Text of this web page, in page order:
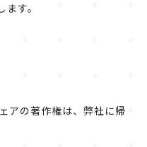
す。
アの著作権は、弊社に帰